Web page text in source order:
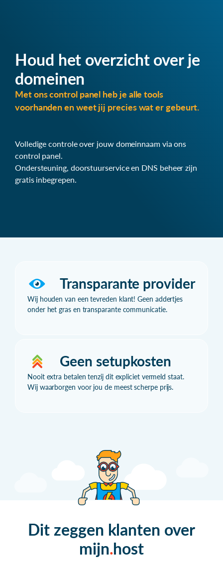
Houd het overzicht over je
domeinen
Met ons control panel heb je alle tools
voorhanden en weet jij precies wat er gebeurt.
Volledige controle over jouw domeinnaam via ons
control panel.
Ondersteuning, doorstuurservice en DNS beheer zijn
gratis inbegrepen.
Transparante provider
Wij houden van een tevreden klant! Geen addertjes
onder het gras en transparante communicatie.
Geen setupkosten
Nooit extra betalen tenzij dit expliciet vermeld staat.
Wij waarborgen voor jou de meest scherpe prijs.
Dit zeggen klanten over
mijn host